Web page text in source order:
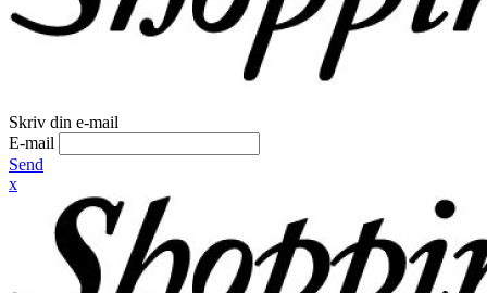
Skriv din e-mail
E-mail
Send
x